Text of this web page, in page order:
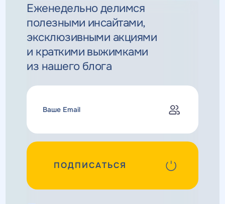
Еженедельно делимся
полезными инсайтами,
эксклюзивными акциями
и краткими выжимками
из нашего блога
ПОДПИСАТЬСЯ